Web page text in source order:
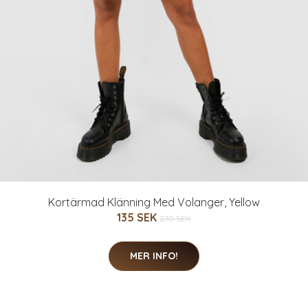
Kortärmad Klänning Med Volanger, Yellow
135 SEK 270 SEK
MER INFO!